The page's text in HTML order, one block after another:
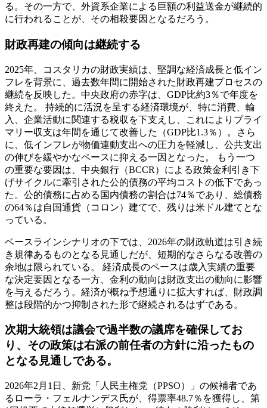
る。その一方で、外資系企業による巨額の利益送金が継続的
に行われることが、その相殺要因となるだろう。
財政再建の傾向は継続する
2025年、コスタリカの財政実績は、堅調な経済成長と低イン
フレを背景に、過去数年間に開始された財政再建プロセスの
継続を反映した。中央政府の赤字は、GDP比約3％で年度を
終えた。 持続的に活況を呈する経済環境が、特に消費、輸
入、企業活動に関連する税収を下支えし、これによりプライ
マリー収支は年間を通じて改善した（GDP比1.3％）。さら
に、低インフレが物価連動支出への圧力を軽減し、公共支出
の伸びを緩やかなペースに抑える一因となった。 もう一つ
の重要な要因は、中央銀行（BCCR）による政策金利引き下
げサイクルに牽引された公的債務の平均コストの低下であっ
た。公的債務に占める国内債務の割合は74％であり、総債務
の64％は自国通貨（コロン）建てで、残りは米ドル建てとな
っている。
ベースラインシナリオの下では、2026年の財政軌道は引き続
き規律あるものとなる見通しだが、短期的なさらなる改善の
余地は限られている。 経済成長のペースは歳入実績の重要
な決定要因となる一方、金利の動向は財政支出の動向に影響
を与えるだろう。経済が概ね予想通りに拡大すれば、財政調
整は段階的かつ抑制された形で継続されるはずである。
次期大統領は議会で過半数の議席を確保してお
り、その政策は右派の前任者の方針に沿ったもの
となる見通しである。
2026年2月1日、新党「人民主権党（PPSO）」の候補者であ
るローラ・フェルナンデス氏が、得票率48.7％を獲得し、第